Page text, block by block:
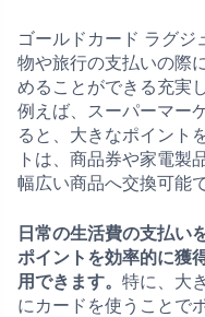
ゴールドカード ラグジ
物や旅行の支払いの際
めることができる充実
例えば、スーパーマー
ると、大きなポイント
トは、商品券や家電製
幅広い商品へ交換可能で
日常の生活費の支払い
ポイントを効率的に獲
用できます。 特に、大
にカードを使うことで